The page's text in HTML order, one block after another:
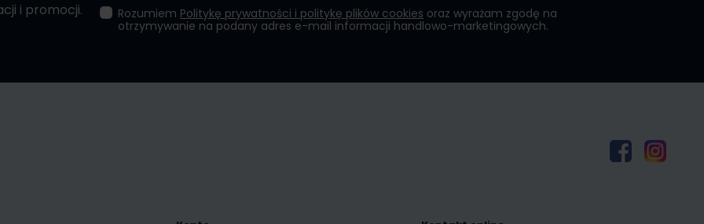
i promocji. Rozumiem Politykę prywatności i politykę plików cookies oraz wyrażam zgodę na
otrzymywanie na podany adres e-mail informacji handlowo-marketingowych.